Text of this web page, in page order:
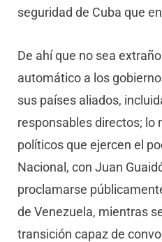
seguridad de Cuba que
De ahí que no sea
automático a los
sus países aliados,
responsables directos; lo
políticos que ejercen el
Nacional, con Juan
proclamarse
de Venezuela, mientras
transición capaz de